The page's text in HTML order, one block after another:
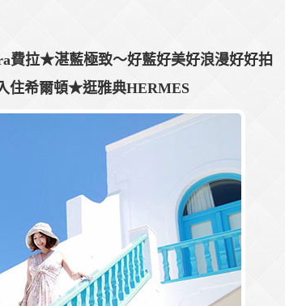
費拉★湛藍極致～好藍好美好浪漫好好拍
住希爾頓★逛雅典HERMES